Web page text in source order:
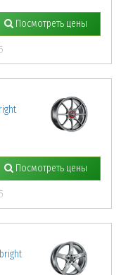
5
Посмотреть цены
5
Посмотреть цены